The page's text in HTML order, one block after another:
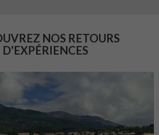
NOS RETOURS
D'EXPÉRIENCES